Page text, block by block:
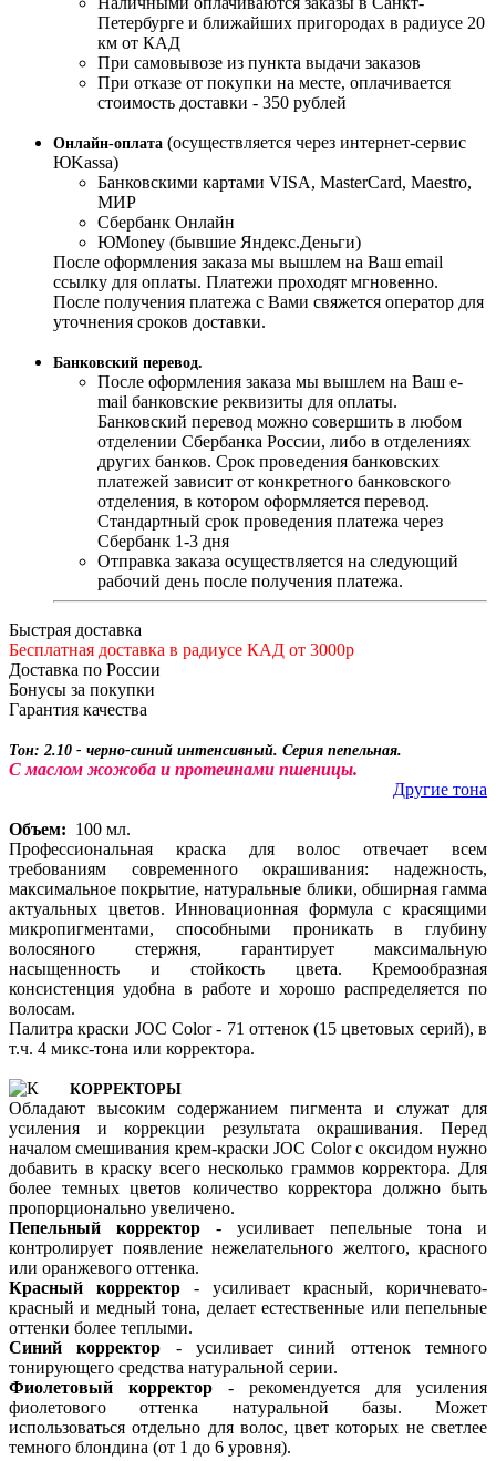
Петербурге и ближайших пригородах в радиусе 20
км от КАД
При самовывозе из пункта выдачи заказов
При отказе от покупки на месте, оплачивается
стоимость доставки - 350 рублей
Онлайн-оплата (осуществляется через интернет-сервис
ЮKassa)
Банковскими картами VISA, MasterСard, Maestro,
МИР
Сбербанк Онлайн
ЮMoney (бывшие Яндекс.Деньги)
После оформления заказа мы вышлем на Ваш email
ссылку для оплаты. Платежи проходят мгновенно.
После получения платежа с Вами свяжется оператор для
уточнения сроков доставки.
Банковский перевод.
После оформления заказа мы вышлем на Ваш e-
mail банковские реквизиты для оплаты.
Банковский перевод можно совершить в любом
отделении Сбербанка России, либо в отделениях
других банков. Срок проведения банковских
платежей зависит от конкретного банковского
отделения, в котором оформляется перевод.
Стандартный срок проведения платежа через
Сбербанк 1-3 дня
Отправка заказа осуществляется на следующий
рабочий день после получения платежа.
Быстрая доставка
Бесплатная доставка в радиусе КАД от 3000р
Доставка по России
Бонусы за покупки
Гарантия качества
Тон: 2.10 - черно-синий интенсивный. Серия пепельная.
С маслом жожоба и протеинами пшеницы.
Другие тона
Объем: 100 мл.
Профессиональная краска для волос отвечает всем
требованиям современного окрашивания: надежность,
максимальное покрытие, натуральные блики, обширная гамма
актуальных цветов. Инновационная формула с красящими
микропигментами, способными проникать в глубину
волосяного стержня, гарантирует максимальную
насыщенность и стойкость цвета. Кремообразная
консистенция удобна в работе и хорошо распределяется по
волосам.
Палитра краски JOC Color - 71 оттенок (15 цветовых серий), в
т.ч. 4 микс-тона или корректора.
КОРРЕКТОРЫ
Обладают высоким содержанием пигмента и служат для
усиления и коррекции результата окрашивания. Перед
началом смешивания крем-краски JOC Color с оксидом нужно
добавить в краску всего несколько граммов корректора. Для
более темных цветов количество корректора должно быть
пропорционально увеличено.
Пепельный корректор - усиливает пепельные тона и
контролирует появление нежелательного желтого, красного
или оранжевого оттенка.
Красный корректор - усиливает красный, коричневато-
красный и медный тона, делает естественные или пепельные
оттенки более теплыми.
Синий корректор - усиливает синий оттенок темного
тонирующего средства натуральной серии.
Фиолетовый корректор - рекомендуется для усиления
фиолетового оттенка натуральной базы. Может
использоваться отдельно для волос, цвет которых не светлее
темного блондина (от 1 до 6 уровня).